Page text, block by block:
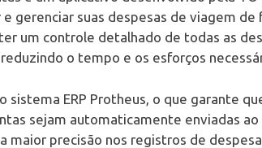
gerenciar suas despesas de viagem
um controle detalhado de todas as
o tempo e os esforços
sistema ERP Protheus, o que garante
sejam automaticamente enviadas
maior precisão nos registros de